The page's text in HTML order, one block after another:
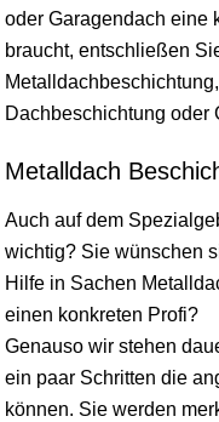
oder Garagendach eine
braucht, entschließen
Dachbeschichtung oder
Metalldach
Auch auf dem
wichtig? Sie wünschen
Hilfe in Sachen
einen konkreten Profi?
Genauso wir stehen
ein paar Schritten die
können. Sie werden